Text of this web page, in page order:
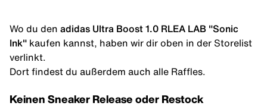
Wo du den adidas Ultra Boost 1.0 RLEA LAB "Sonic
Ink" kaufen kannst, haben wir dir oben in der Storelist
verlinkt.
Dort findest du außerdem auch alle Raffles.
Keinen Sneaker Release oder Restock